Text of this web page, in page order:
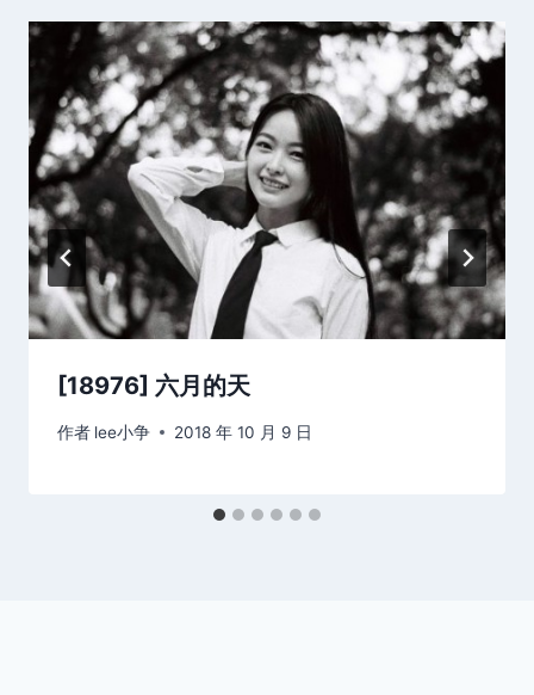
[18976] 六月的天
作者 lee小争 2018 年 10 月 9 日